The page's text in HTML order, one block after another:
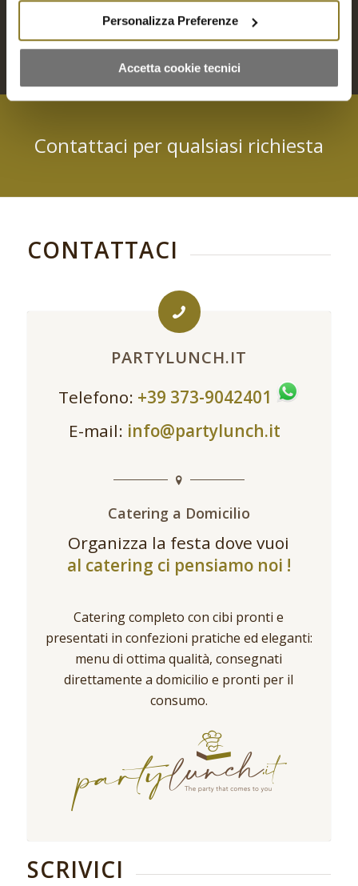
Personalizza Preferenze
Accetta cookie tecnici
Aggiungi al carrello Mostra dettagli
Contattaci per qualsiasi richiesta
CONTATTACI
PARTYLUNCH.IT
Telefono: +39 373-9042401
E-mail: info@partylunch.it
Catering a Domicilio
Organizza la festa dove vuoi
al catering ci pensiamo noi !
Catering completo con cibi pronti e
presentati in confezioni pratiche ed eleganti:
menu di ottima qualità, consegnati
direttamente a domicilio e pronti per il
consumo.
SCRIVICI